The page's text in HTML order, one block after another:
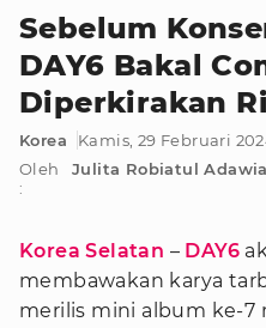
Sebelum
DAY6 Bakal
Diperkirakan
Korea
Kamis, 29 Februari
Oleh
:
Julita Robiatul
Korea Selatan – DAY6
membawakan karya
merilis mini album ke-7